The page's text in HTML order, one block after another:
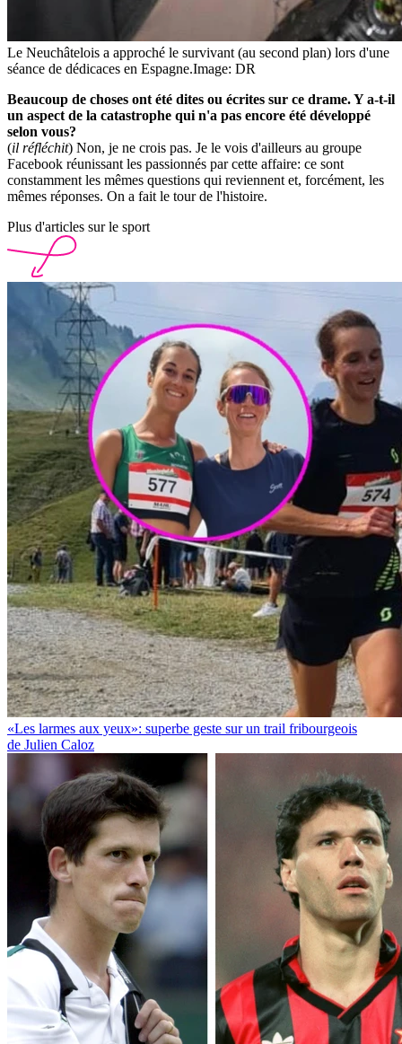
Le Neuchâtelois a approché le survivant (au second plan) lors d'une
séance de dédicaces en Espagne.Image: DR
Beaucoup de choses ont été dites ou écrites sur ce drame. Y a-t-il
un aspect de la catastrophe qui n'a pas encore été développé
selon vous?
(il réfléchit) Non, je ne crois pas. Je le vois d'ailleurs au groupe
Facebook réunissant les passionnés par cette affaire: ce sont
constamment les mêmes questions qui reviennent et, forcément, les
mêmes réponses. On a fait le tour de l'histoire.
Plus d'articles sur le sport
«Les larmes aux yeux»: superbe geste sur un trail fribourgeois
de Julien Caloz